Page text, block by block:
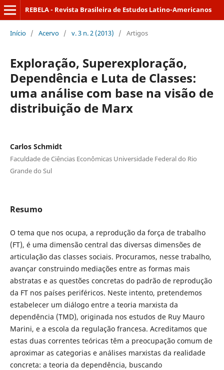
REBELA - Revista Brasileira de Estudos Latino-Americanos
Início / Acervo / v. 3 n. 2 (2013) / Artigos
Exploração, Superexploração,
Dependência e Luta de Classes:
uma análise com base na visão de
distribuição de Marx
Carlos Schmidt
Faculdade de Ciências Econômicas Universidade Federal do Rio
Grande do Sul
Resumo
O tema que nos ocupa, a reprodução da força de trabalho
(FT), é uma dimensão central das diversas dimensões de
articulação das classes sociais. Procuramos, nesse trabalho,
avançar construindo mediações entre as formas mais
abstratas e as questões concretas do padrão de reprodução
da FT nos países periféricos. Neste intento, pretendemos
estabelecer um diálogo entre a teoria marxista da
dependência (TMD), originada nos estudos de Ruy Mauro
Marini, e a escola da regulação francesa. Acreditamos que
estas duas correntes teóricas têm a preocupação comum de
aproximar as categorias e análises marxistas da realidade
concreta: a teoria da dependência, buscando